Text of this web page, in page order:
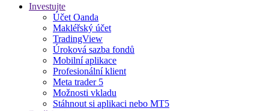
Investujte
Účet Oanda
Makléřský účet
TradingView
Úroková sazba fondů
Mobilní aplikace
Profesionální klient
Meta trader 5
Možnosti vkladu
Stáhnout si aplikaci nebo MT5